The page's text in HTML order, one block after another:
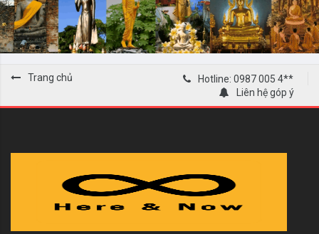
Trang chủ
Hotline: 0987 005 4**
Liên hệ góp ý